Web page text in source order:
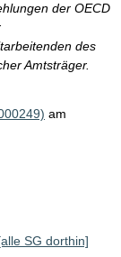
der OECD
des
Amtsträger.
am
SG dorthin]